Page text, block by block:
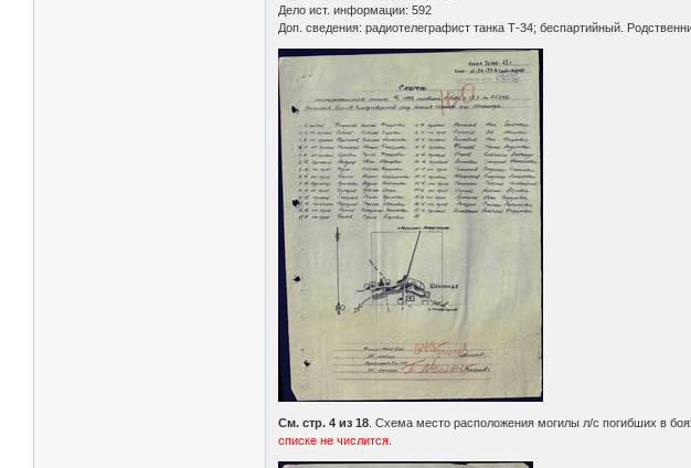
Дело ист. информации: 592
Доп. сведения: радиотелеграфист танка Т-34; беспартийный.
См. стр. 4 из 18 . Схема место расположения могилы л/с погибших в
списке не числится.